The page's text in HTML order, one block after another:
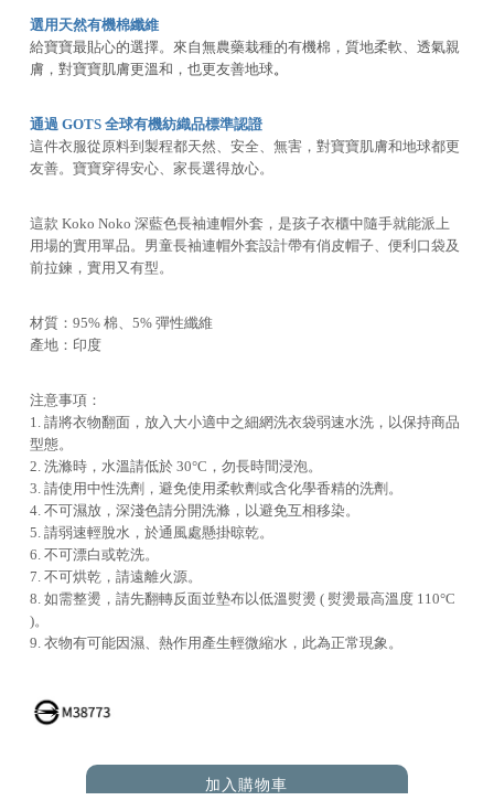
選用天然有機棉纖維
給寶寶最貼心的選擇。來自無農藥栽種的有機棉，質地柔軟、透氣親
膚，對寶寶肌膚更溫和，也更友善地球。
通過 GOTS 全球有機紡織品標準認證
這件衣服從原料到製程都天然、安全、無害，對寶寶肌膚和地球都更
友善。寶寶穿得安心、家長選得放心。
這款 Koko Noko 深藍色長袖連帽外套，是孩子衣櫃中隨手就能派上
用場的實用單品。男童長袖連帽外套設計帶有俏皮帽子、便利口袋及
前拉鍊，實用又有型。
材質：95% 棉、5% 彈性纖維
產地：印度
注意事項：
1. 請將衣物翻面，放入大小適中之細網洗衣袋弱速水洗，以保持商品
型態。
2. 洗滌時，水溫請低於 30°C，勿長時間浸泡。
3. 請使用中性洗劑，避免使用柔軟劑或含化學香精的洗劑。
4. 不可濕放，深淺色請分開洗滌，以避免互相移染。
5. 請弱速輕脫水，於通風處懸掛晾乾。
6. 不可漂白或乾洗。
7. 不可烘乾，請遠離火源。
8. 如需整燙，請先翻轉反面並墊布以低溫熨燙 ( 熨燙最高溫度 110°C
)。
9. 衣物有可能因濕、熱作用產生輕微縮水，此為正常現象。
加入購物車